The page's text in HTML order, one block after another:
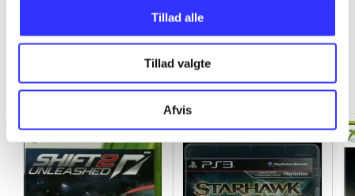
Tillad alle
Tillad valgte
Afvis